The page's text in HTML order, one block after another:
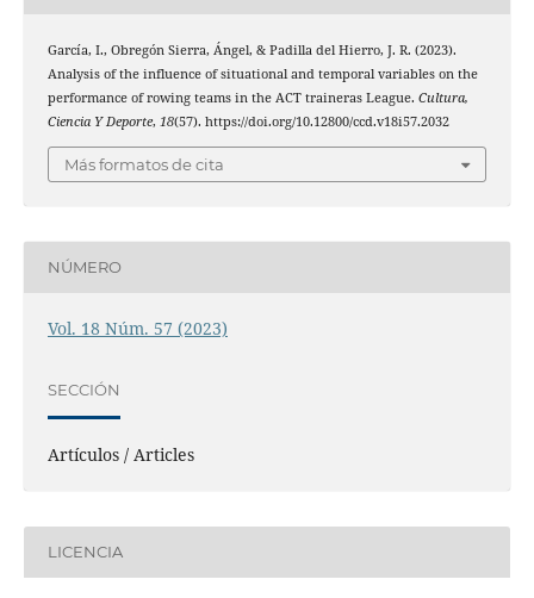
García, I., Obregón Sierra, Ángel, & Padilla del Hierro, J. R. (2023).
Analysis of the influence of situational and temporal variables on the
performance of rowing teams in the ACT traineras League. Cultura,
Ciencia Y Deporte, 18(57). https://doi.org/10.12800/ccd.v18i57.2032
Más formatos de cita
NÚMERO
Vol. 18 Núm. 57 (2023)
SECCIÓN
Artículos / Articles
LICENCIA